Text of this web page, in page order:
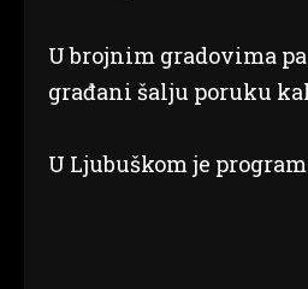
U brojnim gradovima
građani šalju poruku
U Ljubuškom je